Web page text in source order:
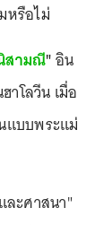
หรือไม่
สามณี"อิน
โลวีน เมื่อ
แบบพระแม่
ละศาสนา"